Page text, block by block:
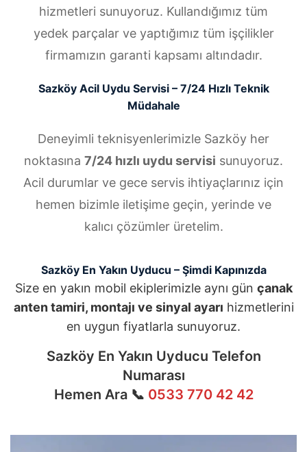
hizmetleri sunuyoruz. Kullandığımız tüm
yedek parçalar ve yaptığımız tüm işçilikler
firmamızın garanti kapsamı altındadır.
Sazköy Acil Uydu Servisi – 7/24 Hızlı Teknik
Müdahale
Deneyimli teknisyenlerimizle Sazköy her
noktasına 7/24 hızlı uydu servisi sunuyoruz.
Acil durumlar ve gece servis ihtiyaçlarınız için
hemen bizimle iletişime geçin, yerinde ve
kalıcı çözümler üretelim.
Sazköy En Yakın Uyducu – Şimdi Kapınızda
Size en yakın mobil ekiplerimizle aynı gün çanak
anten tamiri, montajı ve sinyal ayarı hizmetlerini
en uygun fiyatlarla sunuyoruz.
Sazköy En Yakın Uyducu Telefon
Numarası
Hemen Ara 📞 0533 770 42 42